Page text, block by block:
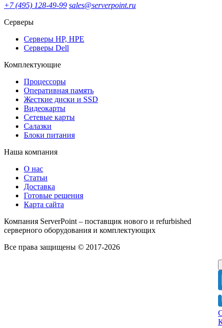
+7 (495) 128-49-99 sales@serverpoint.ru
Серверы
Серверы HP, HPE
Серверы Dell
Комплектующие
Процессоры
Оперативная память
Жесткие диски и SSD
Видеокарты
Сетевые карты
Салазки
Блоки питания
Наша компания
О нас
Статьи
Доставка
Готовые решения
Карта сайта
Компания ServerPoint – поставщик нового и refurbished
серверного оборудования и комплектующих
Все права защищены © 2017-2026